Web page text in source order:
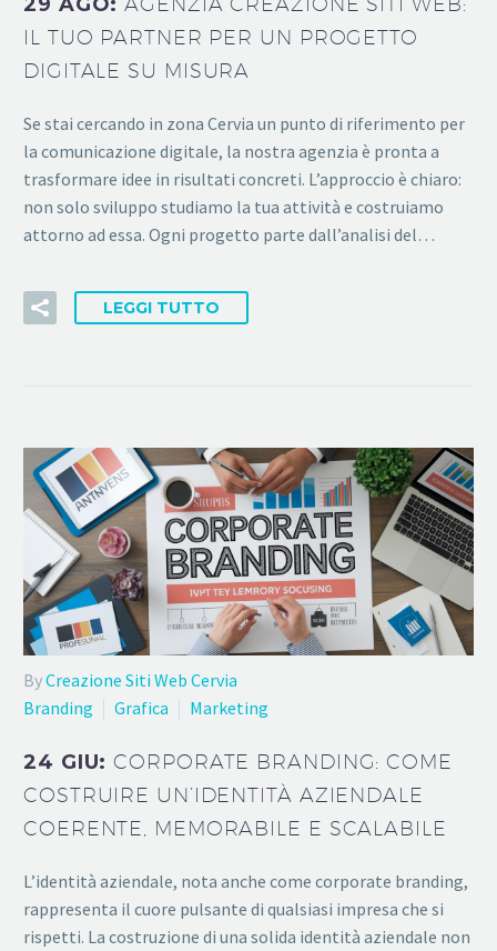
IL TUO PARTNER PER UN PROGETTO
DIGITALE SU MISURA
Se stai cercando in zona Cervia un punto di riferimento per
la comunicazione digitale, la nostra agenzia è pronta a
trasformare idee in risultati concreti. L’approccio è chiaro:
non solo sviluppo studiamo la tua attività e costruiamo
attorno ad essa. Ogni progetto parte dall’analisi del…
LEGGI TUTTO
ByCreazione Siti Web Cervia
Branding
Grafica Marketing
24 GIU:CORPORATE BRANDING: COME
COSTRUIRE UN’IDENTITÀ AZIENDALE
COERENTE, MEMORABILE E SCALABILE
L’identità aziendale, nota anche come corporate branding,
rappresenta il cuore pulsante di qualsiasi impresa che si
rispetti. La costruzione di una solida identità aziendale non